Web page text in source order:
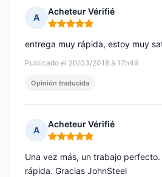
A
Acheteur Vérifié
Nota: 5 de 5
Publicado el 20/03/2018 à 17h49
entrega muy rápida, estoy muy
Opinión traducida
A
Acheteur Vérifié
Nota: 5 de 5
Una vez más, un trabajo
rápida. Gracias JohnSteel